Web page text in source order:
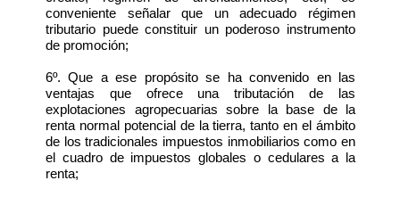
conveniente señalar que un adecuado régimen
tributario puede constituir un poderoso instrumento
de promoción;
6º. Que a ese propósito se ha convenido en las
ventajas que ofrece una tributación de las
explotaciones agropecuarias sobre la base de la
renta normal potencial de la tierra, tanto en el ámbito
de los tradicionales impuestos inmobiliarios como en
el cuadro de impuestos globales o cedulares a la
renta;